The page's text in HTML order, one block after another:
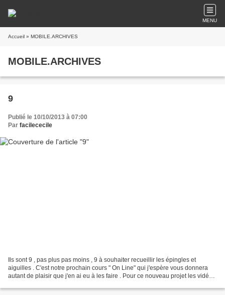
MENU
Accueil » MOBILE.ARCHIVES
MOBILE.ARCHIVES
9
Publié le 10/10/2013 à 07:00
Par facilececile
Ils sont 9 , pas plus pas moins , 9 à souhaiter recueillir les épingles et
aiguilles . C'est notre prochain cours " On Line" qui j'espère vous donnera
autant de plaisir que j'en ai eu à les faire . Pour ce nouveau projet les vidéos